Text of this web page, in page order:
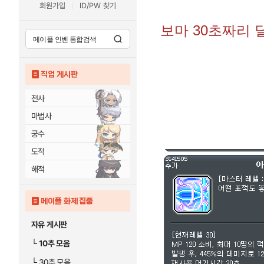
회원가입 ID/PW 찾기
직업 게시판
전사
마법사
궁수
도적
해적
메이플 화제 집중
자유 게시판
└10추 모음
보마 30초짜리